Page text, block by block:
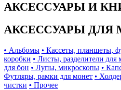
АКСЕССУАРЫ И
АКСЕССУАРЫ ДЛЯ
• Альбомы • Кассеты, планшеты,
коробки • Листы, разделители для
для бон • Лупы, микроскопы •
Футляры, рамки для монет •
чистки • Прочее